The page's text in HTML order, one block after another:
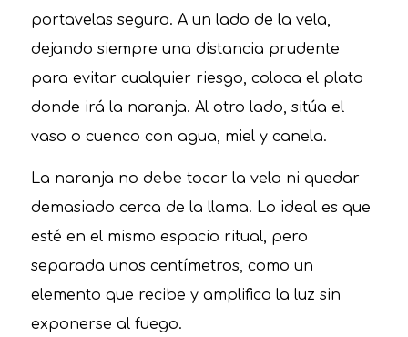
portavelas seguro. A un lado de la vela,
dejando siempre una distancia prudente
para evitar cualquier riesgo, coloca el plato
donde irá la naranja. Al otro lado, sitúa el
vaso o cuenco con agua, miel y canela.
La naranja no debe tocar la vela ni quedar
demasiado cerca de la llama. Lo ideal es que
esté en el mismo espacio ritual, pero
separada unos centímetros, como un
elemento que recibe y amplifica la luz sin
exponerse al fuego.